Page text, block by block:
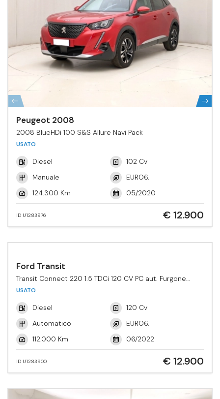
Peugeot 2008
2008 BlueHDi 100 S&S Allure Navi Pack
USATO
Diesel
102 Cv
Manuale
EURO6.
124.300 Km
05/2020
ID U1283976 € 12.900
Ford Transit
Transit Connect 220 1.5 TDCi 120 CV PC aut. Furgone
Active
USATO
Diesel
120 Cv
Automatico
EURO6.
112.000 Km
06/2022
ID U1283900 € 12.900